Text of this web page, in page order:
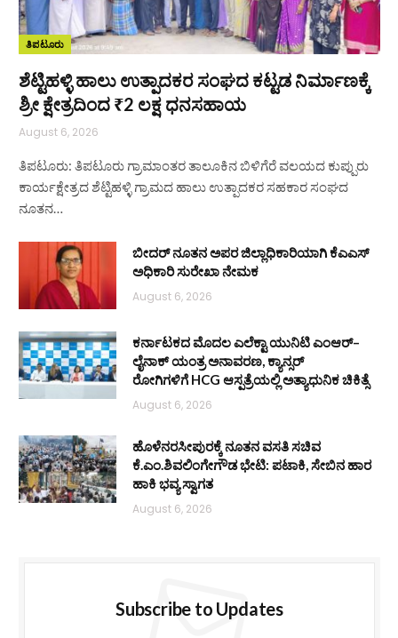
ತಿಪಟೂರು
ಶೆಟ್ಟಿಹಳ್ಳಿ ಹಾಲು ಉತ್ಪಾದಕರ ಸಂಘದ ಕಟ್ಟಡ ನಿರ್ಮಾಣಕ್ಕೆ
ಶ್ರೀ ಕ್ಷೇತ್ರದಿಂದ ₹2 ಲಕ್ಷ ಧನಸಹಾಯ
August 6, 2026
ತಿಪಟೂರು: ತಿಪಟೂರು ಗ್ರಾಮಾಂತರ ತಾಲೂಕಿನ ಬಿಳಿಗೆರೆ ವಲಯದ ಕುಪ್ಪುರು
ಕಾರ್ಯಕ್ಷೇತ್ರದ ಶೆಟ್ಟಿಹಳ್ಳಿ ಗ್ರಾಮದ ಹಾಲು ಉತ್ಪಾದಕರ ಸಹಕಾರ ಸಂಘದ
ನೂತನ…
ಬೀದರ್ ನೂತನ ಅಪರ ಜಿಲ್ಲಾಧಿಕಾರಿಯಾಗಿ ಕೆಎಎಸ್
ಅಧಿಕಾರಿ ಸುರೇಖಾ ನೇಮಕ
August 6, 2026
ಕರ್ನಾಟಕದ ಮೊದಲ ಎಲೆಕ್ಟಾ ಯುನಿಟಿ ಎಂಆರ್–
ಲೈನಾಕ್ ಯಂತ್ರ ಅನಾವರಣ, ಕ್ಯಾನ್ಸರ್
ರೋಗಿಗಳಿಗೆ HCG ಆಸ್ಪತ್ರೆಯಲ್ಲಿ ಅತ್ಯಾಧುನಿಕ ಚಿಕಿತ್ಸೆ
August 6, 2026
ಹೊಳೆನರಸೀಪುರಕ್ಕೆ ನೂತನ ವಸತಿ ಸಚಿವ
ಕೆ.ಎಂ.ಶಿವಲಿಂಗೇಗೌಡ ಭೇಟಿ: ಪಟಾಕಿ, ಸೇಬಿನ ಹಾರ
ಹಾಕಿ ಭವ್ಯ ಸ್ವಾಗತ
August 6, 2026
Subscribe to Updates